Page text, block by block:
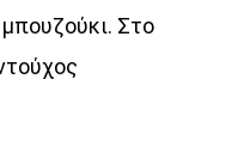
Στο